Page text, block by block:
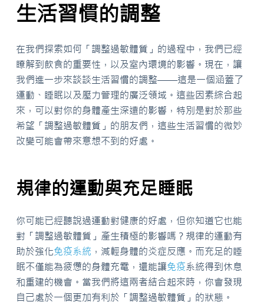
生活習慣的調整
在我們探索如何「調整過敏體質」的過程中，我們已經
瞭解到飲食的重要性，以及室內環境的影響。現在，讓
我們進一步來談談生活習慣的調整——這是一個涵蓋了
運動、睡眠以及壓力管理的廣泛領域。這些因素綜合起
來，可以對你的身體產生深遠的影響，特別是對於那些
希望「調整過敏體質」的朋友們，這些生活習慣的微妙
改變可能會帶來意想不到的好處。
規律的運動與充足睡眠
你可能已經聽說過運動對健康的好處，但你知道它也能
對「調整過敏體質」產生積極的影響嗎？規律的運動有
助於強化免疫系統 ，減輕身體的炎症反應。而充足的睡
眠不僅能為疲憊的身體充電，還能讓免疫系統得到休息
和重建的機會。當我們將這兩者結合起來時，你會發現
自己處於一個更加有利於「調整過敏體質」的狀態。